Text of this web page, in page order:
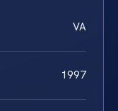
VA
1997